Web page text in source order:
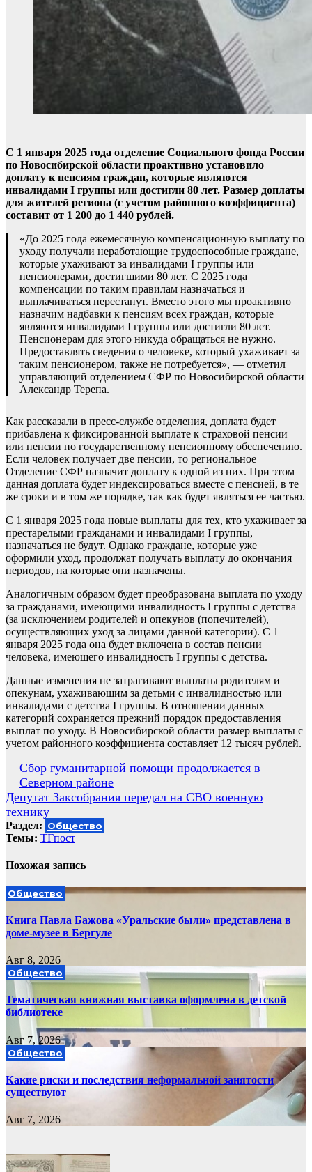
С 1 января 2025 года отделение Социального фонда России
по Новосибирской области проактивно установило
доплату к пенсиям граждан, которые являются
инвалидами I группы или достигли 80 лет. Размер доплаты
для жителей региона (с учетом районного коэффициента)
составит от 1 200 до 1 440 рублей.
«До 2025 года ежемесячную компенсационную выплату по
уходу получали неработающие трудоспособные граждане,
которые ухаживают за инвалидами I группы или
пенсионерами, достигшими 80 лет. С 2025 года
компенсации по таким правилам назначаться и
выплачиваться перестанут. Вместо этого мы проактивно
назначим надбавки к пенсиям всех граждан, которые
являются инвалидами I группы или достигли 80 лет.
Пенсионерам для этого никуда обращаться не нужно.
Предоставлять сведения о человеке, который ухаживает за
таким пенсионером, также не потребуется», — отметил
управляющий отделением СФР по Новосибирской области
Александр Терепа.
Как рассказали в пресс-службе отделения, доплата будет
прибавлена к фиксированной выплате к страховой пенсии
или пенсии по государственному пенсионному обеспечению.
Если человек получает две пенсии, то региональное
Отделение СФР назначит доплату к одной из них. При этом
данная доплата будет индексироваться вместе с пенсией, в те
же сроки и в том же порядке, так как будет являться ее частью.
С 1 января 2025 года новые выплаты для тех, кто ухаживает за
престарелыми гражданами и инвалидами I группы,
назначаться не будут. Однако граждане, которые уже
оформили уход, продолжат получать выплату до окончания
периодов, на которые они назначены.
Аналогичным образом будет преобразована выплата по уходу
за гражданами, имеющими инвалидность I группы с детства
(за исключением родителей и опекунов (попечителей),
осуществляющих уход за лицами данной категории). С 1
января 2025 года она будет включена в состав пенсии
человека, имеющего инвалидность I группы с детства.
Данные изменения не затрагивают выплаты родителям и
опекунам, ухаживающим за детьми с инвалидностью или
инвалидами с детства I группы. В отношении данных
категорий сохраняется прежний порядок предоставления
выплат по уходу. В Новосибирской области размер выплаты с
учетом районного коэффициента составляет 12 тысяч рублей.
Навигация
по
записям
Сбор гуманитарной помощи продолжается в
Северном районе
Депутат Заксобрания передал на СВО военную
технику
Раздел: Общество
Темы: ТГпост
Похожая запись
Общество
Книга Павла Бажова «Уральские были» представлена в
доме-музее в Бергуле
Авг 8, 2026
Общество
Тематическая книжная выставка оформлена в детской
библиотеке
Авг 7, 2026
Общество
Какие риски и последствия неформальной занятости
существуют
Авг 7, 2026